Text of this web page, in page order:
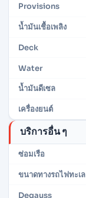
Provisions
น้ำมันเชื้อเพลิง
Deck
Water
น้ำมันดีเซล
เครื่องยนต์
บริการอื่น ๆ
ซ่อมเรือ
ขนาดทางรถไฟทะเล
Degauss